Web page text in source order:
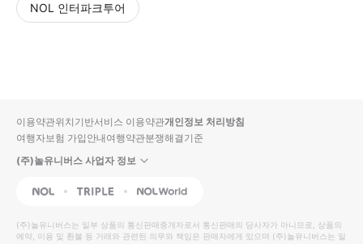
NOL 인터파크투어
입니
다.
높
은
동
영
순
상
이용약관위치기반서비스 이용약관개인정보 처리방침
여행자보험 가입안내여행약관분쟁해결기준
(주)놀유니버스 사업자 정보
NOL Triple Interpark Global
(주)놀유니버스는 일부 상품의 통신판매중개자로서 통신판매의 당사자가 아니므로, 상품의
예약, 이용 및 환불 등 거래와 관련된 의무와 책임은 판매자에게 있으며 (주)놀유니버스는 일